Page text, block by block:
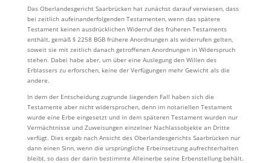
Das Oberlandesgericht Saarbrücken hat zunächst darauf verwiesen, dass
bei zeitlich aufeinanderfolgenden Testamenten, wenn das spätere
Testament keinen ausdrücklichen Widerruf des früheren Testaments
enthält, gemäß § 2258 BGB frühere Anordnungen als widerrufen gelten,
soweit sie mit zeitlich danach getroffenen Anordnungen in Widerspruch
stehen. Dabei habe aber, um über eine Auslegung den Willen des
Erblassers zu erforschen, keine der Verfügungen mehr Gewicht als die
andere.
In dem der Entscheidung zugrunde liegenden Fall haben sich die
Testamente aber nicht widersprochen, denn im notariellen Testament
wurde eine Erbe eingesetzt und in dem späteren Testament wurden nur
Vermächtnisse und Zuweisungen einzelner Nachlassobjekte an Dritte
verfügt. Dies ergab nach Ansicht des Oberlandesgerichts Saarbrücken nur
dann einen Sinn, wenn die ursprüngliche Erbeinsetzung aufrechterhalten
bleibt, so dass der darin bestimmte Alleinerbe seine Erbenstellung behält.